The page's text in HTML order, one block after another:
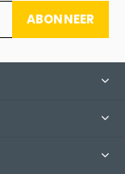
ABONNEER